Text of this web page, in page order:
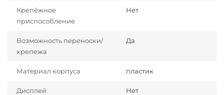
Крепёжное
приспособление
Нет
Возможность переноски/
крепежа
Да
Материал корпуса пластик
Дисплей Нет